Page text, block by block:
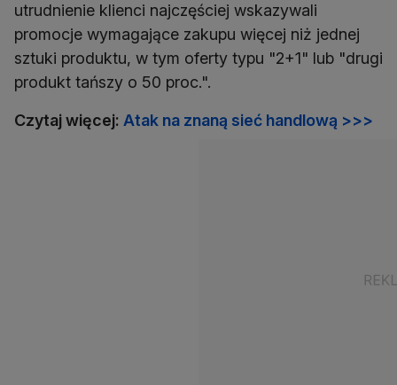
utrudnienie klienci najczęściej wskazywali
promocje wymagające zakupu więcej niż jednej
sztuki produktu, w tym oferty typu "2+1" lub "drugi
produkt tańszy o 50 proc.".
Czytaj więcej: Atak na znaną sieć handlową >>>